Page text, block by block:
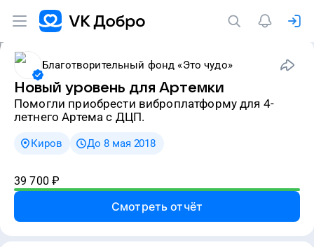
Благотворительный фонд «Это чудо»
Новый уровень для Артемки
Помогли приобрести виброплатформу для 4-
летнего Артема с ДЦП.
Киров До 8 мая 2018
39 700 ₽
Смотреть отчёт